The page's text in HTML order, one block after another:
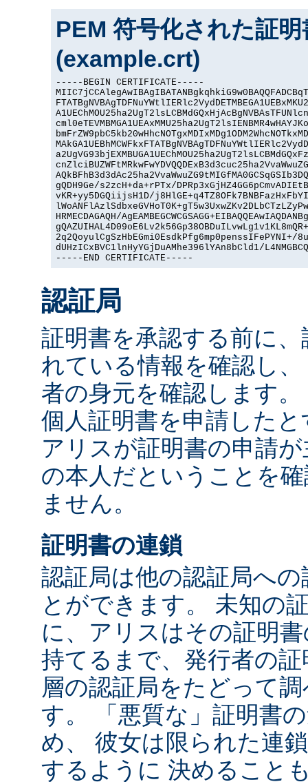
PEM 符号化された証
(example.crt)
-----BEGIN CERTIFICATE-----
gQDH9Ge/s2zcH+da+rPTx/
vKR+yy5DGQiijsH1D/
HRMECDAGAQH/
2q2QoyulCgSzHbEGmi0EsdkPfg6mp0penssIFePYNI+/
dUHzICxBVC1lnHyYGjDuAMhe396lYAn8bCld1/
-----END CERTIFICATE-----
認証局
証明書を承認する前に
れている情報を確認し
者の身元を確認します
個人証明書を申請した
アリスが証明書の申請
の本人だということを
ません。
証明書の連鎖
認証局は他の認証局へ
とができます。 未知の
に、アリスはその証明
持てるまで、発行者の
層の認証局をたどって
す。 「悪質な」証明書
め、 彼女は限られた連
するように 決めること